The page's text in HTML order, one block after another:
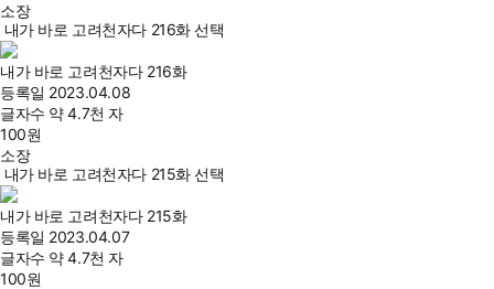
소장
내가 바로 고려천자다 216화 선택
내가 바로 고려천자다 216화
등록일 2023.04.08
글자수 약 4.7천 자
100원
소장
내가 바로 고려천자다 215화 선택
내가 바로 고려천자다 215화
등록일 2023.04.07
글자수 약 4.7천 자
100원